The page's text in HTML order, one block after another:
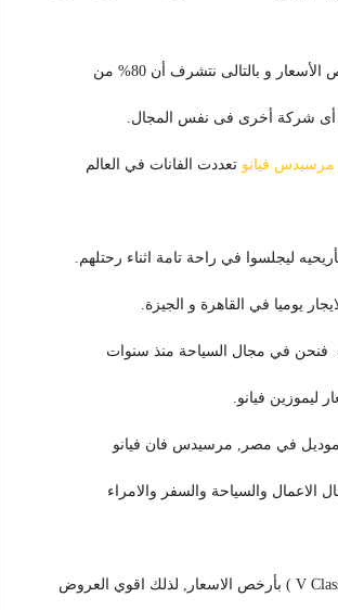
و بالتالى نتشرف أن 80% من
أى شركة أخرى فى نفس المجال.
مرسيدس فيانو تعددت الفانات في العالم
فنحن في مجال السياحة منذ سنوات
ليموزين فيانو.
موديل في مصر, مرسيدس فان فيانو